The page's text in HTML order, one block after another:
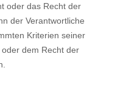
oder das Recht der
der Verantwortliche
Kriterien seiner
dem Recht der